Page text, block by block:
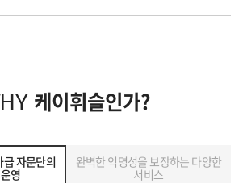
케이휘슬인가?
급 자문단의
영
완벽한 익명성을 보장하는 다양한
서비스